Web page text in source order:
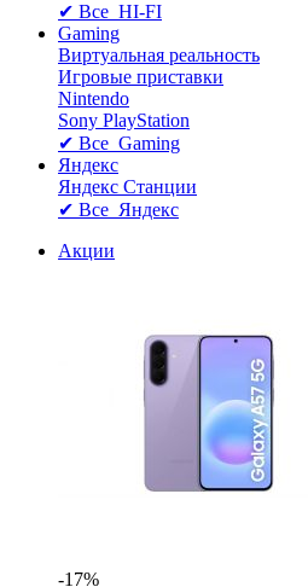
✔ Все HI-FI
Gaming
Виртуальная реальность
Игровые приставки
Nintendo
Sony PlayStation
✔ Все Gaming
Яндекс
Яндекс Станции
✔ Все Яндекс
Акции
-17%